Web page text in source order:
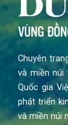
Chuyên
và miền núi
Quốc gia
phát triển
và miền núi